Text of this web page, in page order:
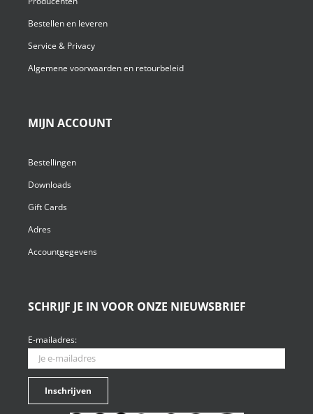
Bestellen en leveren
Service & Privacy
Algemene voorwaarden en retourbeleid
MIJN ACCOUNT
Bestellingen
Downloads
Gift Cards
Adres
Accountgegevens
SCHRIJF JE IN VOOR ONZE NIEUWSBRIEF
E-mailadres: